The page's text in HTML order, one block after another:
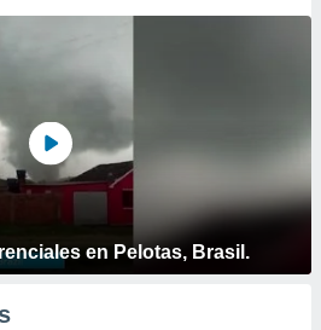
en Pelotas, Brasil.